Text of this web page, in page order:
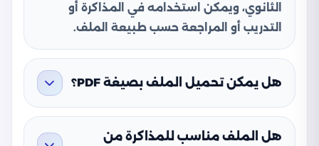
الثانوي، ويمكن استخدامه في المذاكرة أو
التدريب أو المراجعة حسب طبيعة الملف.
هل يمكن تحميل الملف بصيغة PDF؟
هل الملف مناسب للمذاكرة من